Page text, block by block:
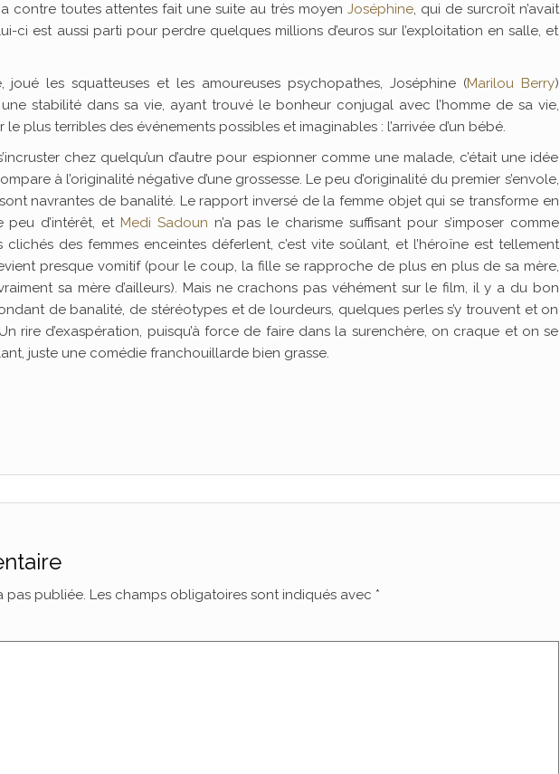
contre toutes attentes fait une suite au très moyen Joséphine, qui de surcroît n’avait
ci est aussi parti pour perdre quelques millions d’euros sur l’exploitation en salle, et
les squatteuses et les amoureuses psychopathes, Joséphine (Marilou Berry)
stabilité dans sa vie, ayant trouvé le bonheur conjugal avec l’homme de sa vie,
le plus terribles des événements possibles et imaginables : l’arrivée d’un bébé.
chez quelqu’un d’autre pour espionner comme une malade, c’était une idée
à l’originalité négative d’une grossesse. Le peu d’originalité du premier s’envole,
navrantes de banalité. Le rapport inversé de la femme objet qui se transforme en
peu d’intérêt, et Medi Sadoun n’a pas le charisme suffisant pour s’imposer comme
des femmes enceintes déferlent, c’est vite soûlant, et l’héroïne est tellement
presque vomitif (pour le coup, la fille se rapproche de plus en plus de sa mère,
sa mère d’ailleurs). Mais ne crachons pas véhément sur le film, il y a du bon
de banalité, de stéréotypes et de lourdeurs, quelques perles s’y trouvent et on
rire d’exaspération, puisqu’à force de faire dans la surenchère, on craque et on se
juste une comédie franchouillarde bien grasse.
pas publiée. Les champs obligatoires sont indiqués avec *